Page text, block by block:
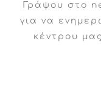
Γράψου στο
για να
κέντρου